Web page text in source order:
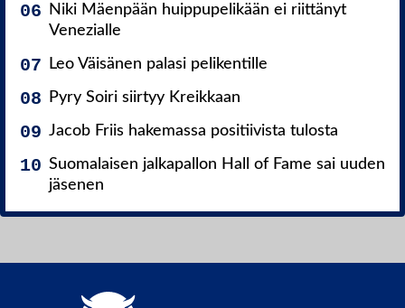
Niki Mäenpään huippupelikään ei riittänyt
Venezialle
Leo Väisänen palasi pelikentille
Pyry Soiri siirtyy Kreikkaan
Jacob Friis hakemassa positiivista tulosta
Suomalaisen jalkapallon Hall of Fame sai uuden
jäsenen